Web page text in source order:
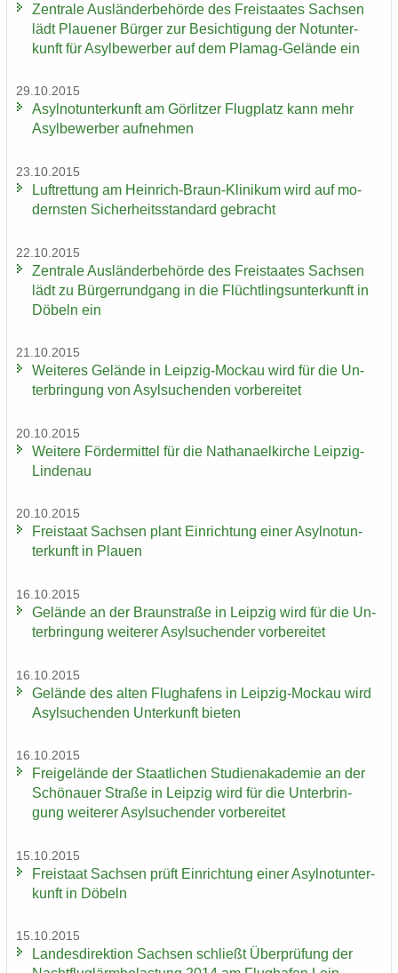
Zen­tra­le Aus­län­der­be­hör­de des Frei­staa­tes Sach­sen
lädt Plaue­ner Bür­ger zur Be­sich­ti­gung der Not­un­ter­
kunft für Asyl­be­wer­ber auf dem Plamag-​Gelände ein
29.10.2015
Asyl­not­un­ter­kunft am Gör­lit­zer Flug­platz kann mehr
Asyl­be­wer­ber auf­neh­men
23.10.2015
Luft­ret­tung am Heinrich-​Braun-Klinikum wird auf mo­
derns­ten Si­cher­heits­stan­dard ge­bracht
22.10.2015
Zen­tra­le Aus­län­der­be­hör­de des Frei­staa­tes Sach­sen
lädt zu Bür­ger­rund­gang in die Flücht­lings­un­ter­kunft in
Dö­beln ein
21.10.2015
Wei­te­res Ge­län­de in Leipzig-​Mockau wird für die Un­
ter­brin­gung von Asyl­su­chen­den vor­be­rei­tet
20.10.2015
Wei­te­re För­der­mit­tel für die Na­tha­nael­kir­che Leipzig-​
Lindenau
20.10.2015
Frei­staat Sach­sen plant Ein­rich­tung einer Asyl­not­un­
ter­kunft in Plau­en
16.10.2015
Ge­län­de an der Braun­stra­ße in Leip­zig wird für die Un­
ter­brin­gung wei­te­rer Asyl­su­chen­der vor­be­rei­tet
16.10.2015
Ge­län­de des alten Flug­ha­fens in Leipzig-​Mockau wird
Asyl­su­chen­den Un­ter­kunft bie­ten
16.10.2015
Frei­ge­län­de der Staat­li­chen Stu­di­en­aka­de­mie an der
Schö­nau­er Stra­ße in Leip­zig wird für die Un­ter­brin­
gung wei­te­rer Asyl­su­chen­der vor­be­rei­tet
15.10.2015
Frei­staat Sach­sen prüft Ein­rich­tung einer Asyl­not­un­ter­
kunft in Dö­beln
15.10.2015
Lan­des­di­rek­ti­on Sach­sen schließt Über­prü­fung der